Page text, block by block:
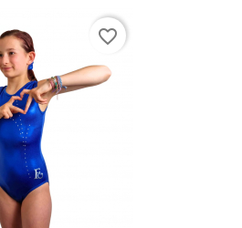
favorite_border